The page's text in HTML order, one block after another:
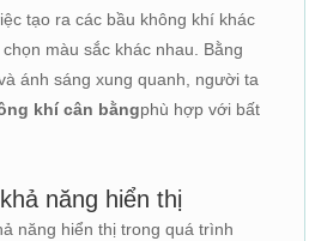
tạo ra các bầu không khí khác
màu sắc khác nhau. Bằng
ánh sáng xung quanh, người ta
khí cân bằngphù hợp với bất
năng hiển thị
năng hiển thị trong quá trình